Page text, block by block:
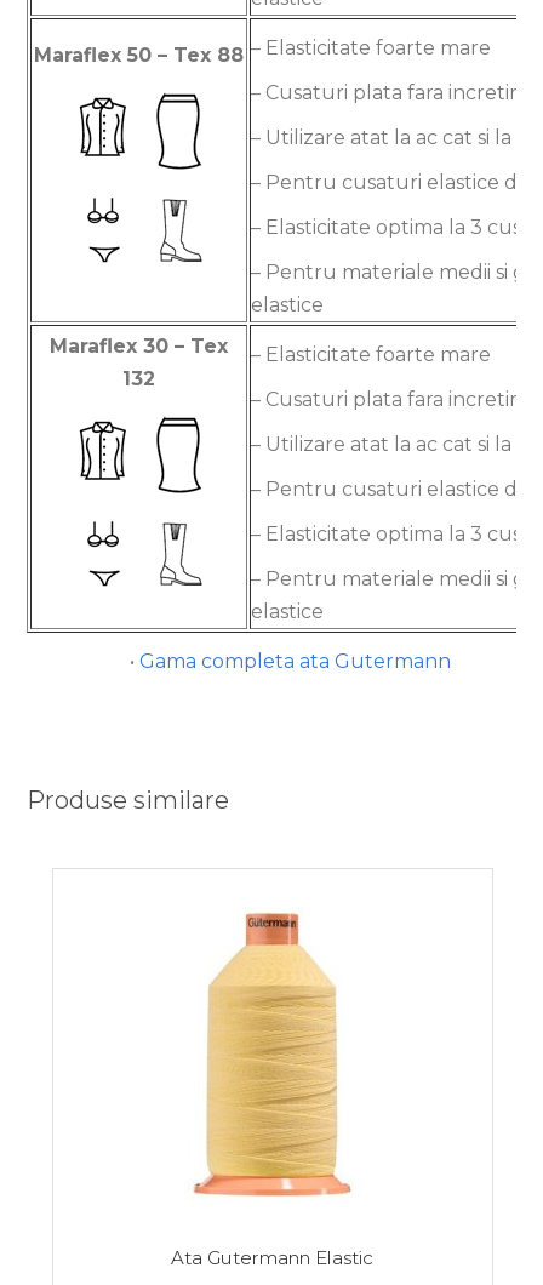
Maraflex 50 – Tex 88 – Elasticitate foarte mare
– Cusaturi plata fara incretire
– Utilizare atat la ac cat si la
– Pentru cusaturi elastice
– Elasticitate optima la 3
– Pentru materiale medii si
elastice
Maraflex 30 – Tex
132
– Elasticitate foarte mare
– Cusaturi plata fara incretire
– Utilizare atat la ac cat si la
– Pentru cusaturi elastice
– Elasticitate optima la 3
– Pentru materiale medii si
elastice
•Gama completa ata Gutermann
Produse similare
Ata Gutermann Elastic